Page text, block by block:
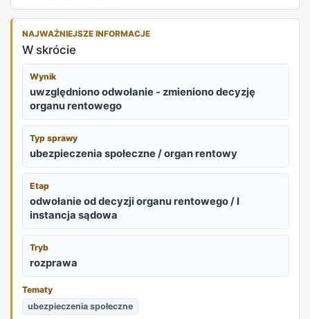
NAJWAŻNIEJSZE INFORMACJE
W skrócie
Wynik
uwzględniono odwołanie - zmieniono decyzję
organu rentowego
Typ sprawy
ubezpieczenia społeczne / organ rentowy
Etap
odwołanie od decyzji organu rentowego / I
instancja sądowa
Tryb
rozprawa
Tematy
ubezpieczenia społeczne